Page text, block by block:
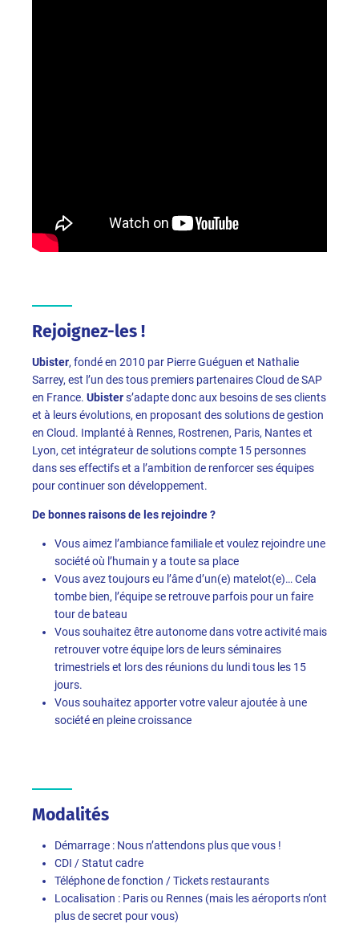
Rejoignez-les !
Ubister, fondé en 2010 par Pierre Guéguen et Nathalie
Sarrey, est l’un des tous premiers partenaires Cloud de SAP
en France. Ubisters’adapte donc aux besoins de ses clients
et à leurs évolutions, en proposant des solutions de gestion
en Cloud. Implanté à Rennes, Rostrenen, Paris, Nantes et
Lyon, cet intégrateur de solutions compte 15 personnes
dans ses effectifs et a l’ambition de renforcer ses équipes
pour continuer son développement.
De bonnes raisons de les rejoindre ?
Vous aimez l’ambiance familiale et voulez rejoindre une
société où l’humain y a toute sa place
Vous avez toujours eu l’âme d’un(e) matelot(e)… Cela
tombe bien, l’équipe se retrouve parfois pour un faire
tour de bateau
Vous souhaitez être autonome dans votre activité mais
retrouver votre équipe lors de leurs séminaires
trimestriels et lors des réunions du lundi tous les 15
jours.
Vous souhaitez apporter votre valeur ajoutée à une
société en pleine croissance
Modalités
Démarrage : Nous n’attendons plus que vous !
CDI / Statut cadre
Téléphone de fonction / Tickets restaurants
Localisation : Paris ou Rennes (mais les aéroports n’ont
plus de secret pour vous)